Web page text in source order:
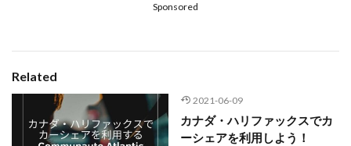
Sponsored
Related
2021-06-09
カナダ・ハリファックスでカ
ーシェアを利用しよう！